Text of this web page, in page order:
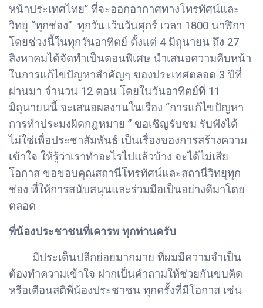
หน้าประเทศไทย” ที่จะออกอากาศทางโทรทัศน์และ
วิทยุ “ทุกช่อง” ทุกวัน เว้นวันศุกร์ เวลา 1800 นาฬิกา
โดยช่วงนี้ในทุกวันอาทิตย์ ตั้งแต่ 4 มิถุนายน ถึง 27
สิงหาคมได้จัดทำเป็นตอนพิเศษ นำเสนอความคืบหน้า
ในการแก้ไขปัญหาสำคัญๆ ของประเทศตลอด 3 ปีที่
ผ่านมา จำนวน 12 ตอน โดยในวันอาทิตย์ที่ 11
มิถุนายนนี้ จะเสนอผลงานในเรื่อง “การแก้ไขปัญหา
การทำประมงผิดกฎหมาย ” ขอเชิญรับชม รับฟังได้
ไม่ใช่เพื่อประชาสัมพันธ์ เป็นเรื่องของการสร้างความ
เข้าใจ ให้รู้ว่าเราทำอะไรไปแล้วบ้าง จะได้ไม่เสีย
โอกาส ขอขอบคุณสถานีโทรทัศน์และสถานีวิทยุทุก
ช่อง ที่ให้การสนับสนุนและร่วมมือเป็นอย่างดีมาโดย
ตลอด
พี่น้องประชาชนที่เคารพ ทุกท่านครับ
มีประเด็นปลีกย่อยมากมาย ที่ผมมีความจำเป็น
ต้องทำความเข้าใจ ฝากเป็นคำถามให้ช่วยกันขบคิด
หรือเตือนสติพี่น้องประชาชน ทุกครั้งที่มีโอกาส เช่น